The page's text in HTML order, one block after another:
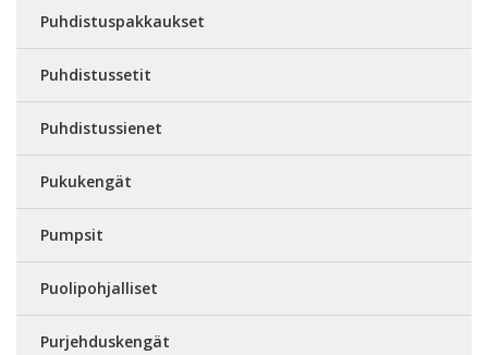
Puhdistuspakkaukset
Puhdistussetit
Puhdistussienet
Pukukengät
Pumpsit
Puolipohjalliset
Purjehduskengät